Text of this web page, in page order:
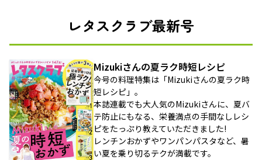
レタスクラブ最新号
Mizukiさんの夏ラク時短レシピ
今号の料理特集は「Mizukiさんの夏ラク時
短レシピ」。
本誌連載でも大人気のMizukiさんに、夏バ
テ防止にもなる、栄養満点の手間なしレシ
ピをたっぷり教えていただきました!
レンチンおかずやワンパンパスタなど、暑
い夏を乗り切るテクが満載です。